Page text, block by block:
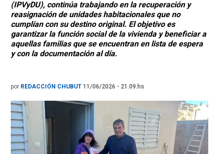
(IPVyDU), continúa trabajando en la recuperación y
reasignación de unidades habitacionales que no
cumplían con su destino original. El objetivo es
garantizar la función social de la vivienda y beneficiar a
aquellas familias que se encuentran en lista de espera
y con la documentación al día.
por REDACCIÓN CHUBUT 11/06/2026 - 21.09.hs